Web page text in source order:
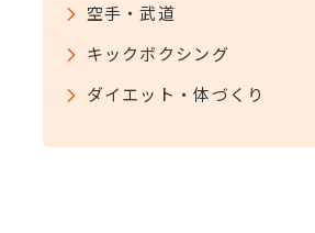
空手・武道
キックボクシング
ダイエット・体づくり